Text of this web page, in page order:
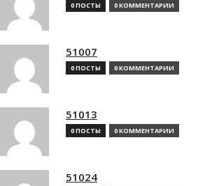
0 ПОСТЫ 0 КОММЕНТАРИИ
51007
0 ПОСТЫ 0 КОММЕНТАРИИ
51013
0 ПОСТЫ 0 КОММЕНТАРИИ
51024